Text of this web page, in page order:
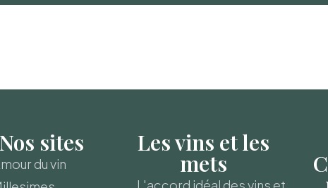
Nos sites
du vin
Les vins et les
mets